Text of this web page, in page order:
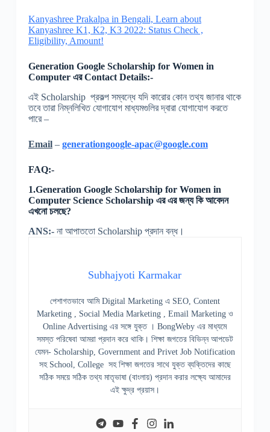
Kanyashree Prakalpa in Bengali, Learn about
Kanyashree K1, K2, K3 2022: Status Check ,
Eligibility, Amount!
Generation Google Scholarship for Women in
Computerএর Contact Details:-
এই Scholarship প্রকল্প সম্বন্ধে যদি কারোর কোন তথ্য জানার থাকে
তবে তারা নিম্নলিখিত যোগাযোগ মাধ্যমগুলির দ্বারা যোগাযোগ করতে
পারে –
Email– generationgoogle-apac@google.com
FAQ:-
1.Generation Google Scholarship for Women in
Computer Science Scholarship এর এর জন্য কি আবেদন
এখনো চলছে?
ANS:-না আপাততো Scholarship প্রদান বন্ধ।
Subhajyoti Karmakar
পেশাগতভাবে আমি Digital Marketing এ SEO, Content
Marketing , Social Media Marketing , Email Marketing ও
Online Advertising এর সঙ্গে যুক্ত । BongWeby এর মাধ্যমে
সমস্ত পরিষেবা আমরা প্রদান করে থাকি। শিক্ষা জগতের বিভিন্ন আপডেট
যেমন- Scholarship, Government and Privet Job Notification
সহ School, College সহ শিক্ষা জগতের সাথে যুক্ত ব্যক্তিদের কাছে
সঠিক সময়ে সঠিক তথ্য মাতৃভাষা (বাংলায়) প্রদান করার লক্ষ্যে আমাদের
এই ক্ষুদ্র প্রয়াস।